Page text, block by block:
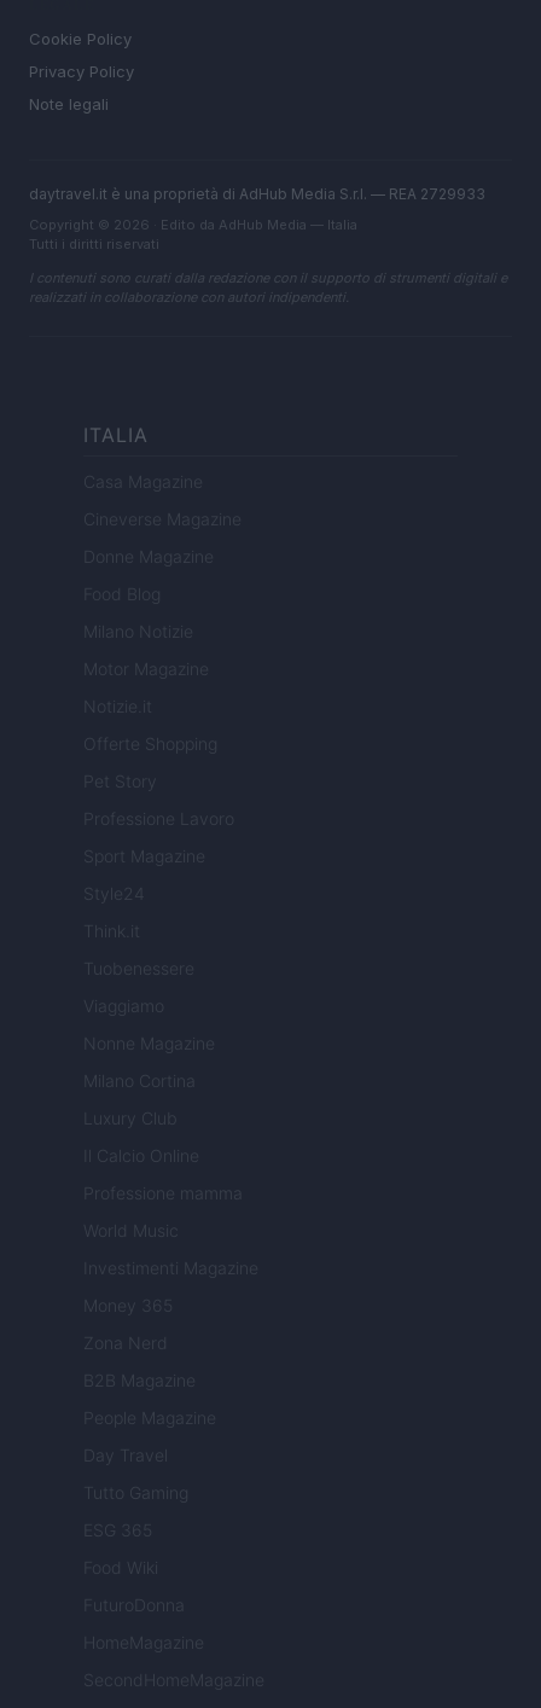
Cookie Policy
Privacy Policy
Note legali
daytravel.it è una proprietà di AdHub Media S.r.l. — REA 2729933
Copyright © 2026 · Edito da AdHub Media — Italia
Tutti i diritti riservati
I contenuti sono curati dalla redazione con il supporto di strumenti digitali e
realizzati in collaborazione con autori indipendenti.
ITALIA
Casa Magazine
Cineverse Magazine
Donne Magazine
Food Blog
Milano Notizie
Motor Magazine
Notizie.it
Offerte Shopping
Pet Story
Professione Lavoro
Sport Magazine
Style24
Think.it
Tuobenessere
Viaggiamo
Nonne Magazine
Milano Cortina
Luxury Club
Il Calcio Online
Professione mamma
World Music
Investimenti Magazine
Money 365
Zona Nerd
B2B Magazine
People Magazine
Day Travel
Tutto Gaming
ESG 365
Food Wiki
FuturoDonna
HomeMagazine
SecondHomeMagazine